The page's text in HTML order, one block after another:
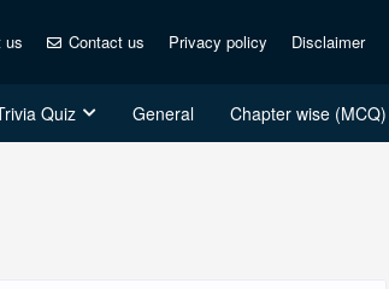
us Contact us Privacy policy Disclaimer
Quiz General Chapter wise (MCQ)